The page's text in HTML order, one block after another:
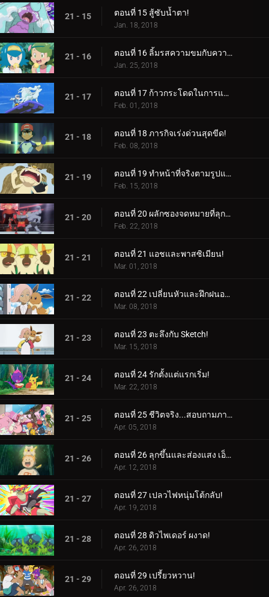
21 - 15 ตอนที่ 15 สู้ซับน้ำตา!
Jan. 18, 2018
21 - 16 ตอนที่ 16 ลิ้มรสความขมกับความหวาน!
Jan. 25, 2018
21 - 17 ตอนที่ 17 ก้าวกระโดดในการแข่งขัน!
Feb. 01, 2018
21 - 18 ตอนที่ 18 ภารกิจเร่งด่วนสุดขีด!
Feb. 08, 2018
21 - 19 ตอนที่ 19 ทำหน้าที่จริงตามรูปแบบ!
Feb. 15, 2018
21 - 20 ตอนที่ 20 ผลักซองจดหมายที่ลุกเป็นไฟ!
Feb. 22, 2018
21 - 21 ตอนที่ 21 แอชและพาสซิเมียน!
Mar. 01, 2018
21 - 22 ตอนที่ 22 เปลี่ยนหัวและฝึกฝนอย่างหนัก!
Mar. 08, 2018
21 - 23 ตอนที่ 23 ตะลึงกับ Sketch!
Mar. 15, 2018
21 - 24 ตอนที่ 24 รักตั้งแต่แรกเริ่ม!
Mar. 22, 2018
21 - 25 ตอนที่ 25 ชีวิตจริง...สอบถามภายใน!
Apr. 05, 2018
21 - 26 ตอนที่ 26 ลุกขึ้นและส่องแสง เอ็นเตอร์ไพรส์!
Apr. 12, 2018
21 - 27 ตอนที่ 27 เปลวไฟหนุ่มโต้กลับ!
Apr. 19, 2018
21 - 28 ตอนที่ 28 ดิวไพเดอร์ ผงาด!
Apr. 26, 2018
21 - 29 ตอนที่ 29 เปรี้ยวหวาน!
Apr. 26, 2018